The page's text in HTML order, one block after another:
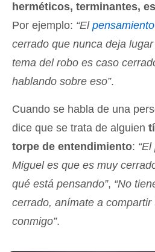
herméticos, terminantes,
Por ejemplo: “El pensamiento
cerrado que nunca deja
tema del robo es caso
hablando sobre eso”.
Cuando se habla de una
dice que se trata de alguien
torpe de entendimiento:
Miguel es que es muy
qué está pensando”, “No
cerrado, anímate a compartir
conmigo”.